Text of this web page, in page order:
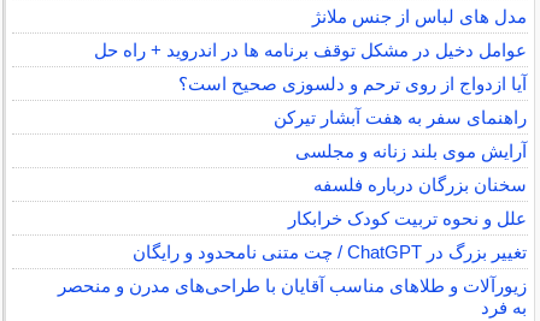
مدل های لباس از جنس ملانژ
عوامل دخیل در مشکل توقف برنامه ها در اندروید + راه حل
آیا ازدواج از روی ترحم و دلسوزی صحیح است؟
راهنمای سفر به هفت آبشار تیرکن
آرایش موی بلند زنانه و مجلسی
سخنان بزرگان درباره فلسفه
علل و نحوه تربیت کودک خرابکار
تغییر بزرگ در ChatGPT / چت متنی نامحدود و رایگان
زیورآلات و طلاهای مناسب آقایان با طراحی‌های مدرن و منحصر
به فرد